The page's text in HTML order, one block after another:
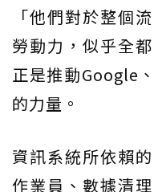
「他們對於整個
勞動力，似乎全
正是推動Google
的力量。
資訊系統所依賴
作業員、數據清